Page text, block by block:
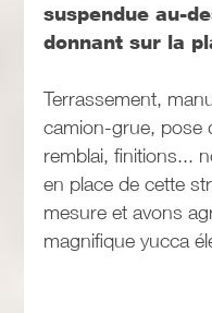
suspendue au-
donnant sur la
Terrassement,
camion-grue, pose
remblai, finitions...
en place de cette
mesure et avons
magnifique yucca